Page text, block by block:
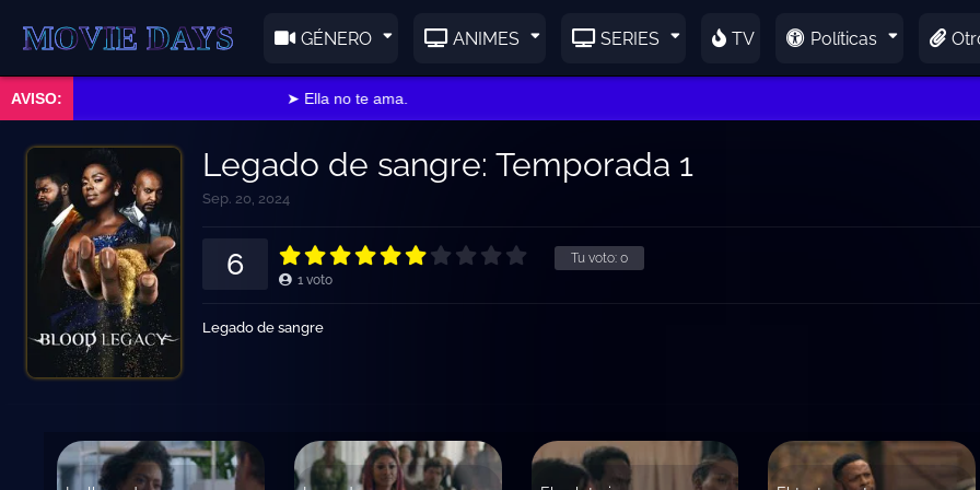
DAYS GÉNERO ANIMES SERIES TV Políticas
➤ Ella no te ama.
Legado de sangre: Temporada 1
Sep. 20, 2024
Tu voto: 0
6 1 voto
Legado de sangre